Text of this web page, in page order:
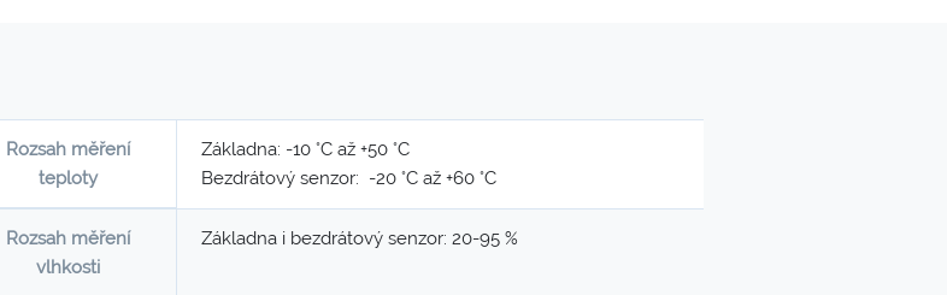
Rozsah měření
teploty
Základna: -10 °C až +50 °C
Bezdrátový senzor: -20 °C až +60 °C
Rozsah měření
vlhkosti
Základna i bezdrátový senzor: 20-95 %